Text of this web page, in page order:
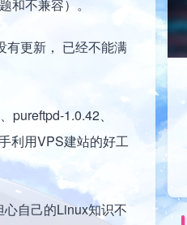
不兼容）。
有更新， 已经不能满
1.0.42、
利用VPS建站的好工
自己的Linux知识不